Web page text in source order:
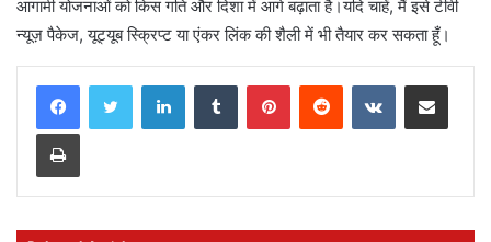
आगामी योजनाओं को किस गति और दिशा में आगे बढ़ाता है।यदि चाहें, मैं इसे टीवी
न्यूज़ पैकेज, यूट्यूब स्क्रिप्ट या एंकर लिंक की शैली में भी तैयार कर सकता हूँ।
LinkedInTumblr PinterestReddit VKontakteShare via Email
Print